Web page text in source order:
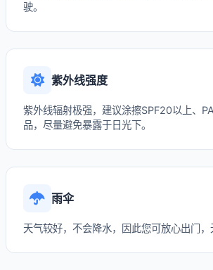
驶。
紫外线强度
紫外线辐射极强，建议涂擦SPF20以上、
品，尽量避免暴露于日光下。
雨伞
天气较好，不会降水，因此您可放心出门，